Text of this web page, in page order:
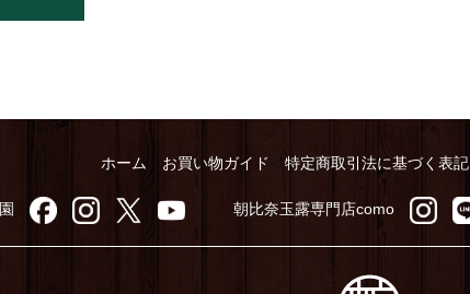
ホーム お買い物ガイド 特定商取引法に基づく表記
朝比奈玉露専門店como